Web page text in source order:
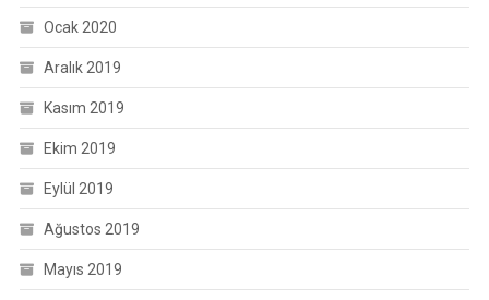
Ocak 2020
Aralık 2019
Kasım 2019
Ekim 2019
Eylül 2019
Ağustos 2019
Mayıs 2019